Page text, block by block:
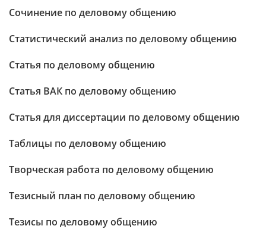
Сочинение по деловому общению
Статистический анализ по деловому общению
Статья по деловому общению
Статья ВАК по деловому общению
Статья для диссертации по деловому общению
Таблицы по деловому общению
Творческая работа по деловому общению
Тезисный план по деловому общению
Тезисы по деловому общению